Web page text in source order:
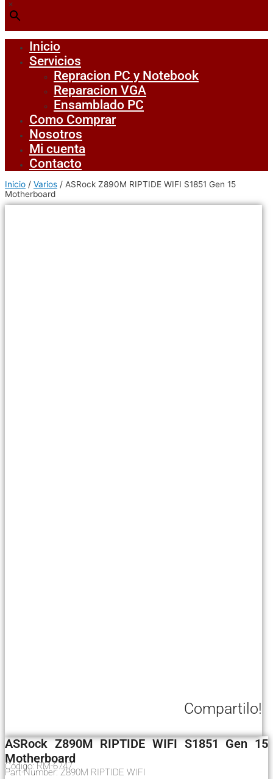
×
Inicio
Servicios
Repracion PC y Notebook
Reparacion VGA
Ensamblado PC
Como Comprar
Nosotros
Mi cuenta
Contacto
Inicio / Varios / ASRock Z890M RIPTIDE WIFI S1851 Gen 15
Motherboard
Compartilo!
ASRock Z890M RIPTIDE WIFI S1851 Gen 15
Motherboard
Código: RM-6747
Part-Number: Z890M RIPTIDE WIFI